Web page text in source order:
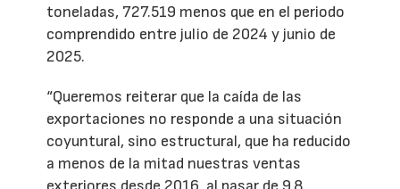
toneladas, 727.519 menos que en el periodo
comprendido entre julio de 2024 y junio de
2025.
“Queremos reiterar que la caída de las
exportaciones no responde a una situación
coyuntural, sino estructural, que ha reducido
a menos de la mitad nuestras ventas